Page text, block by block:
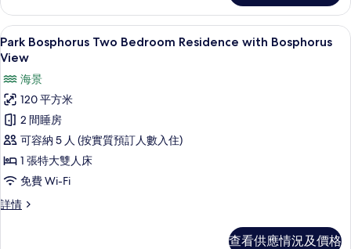
的
相
片
Residence
with
Bosphorus
View
情
載
入
所
有
Park
Bosphorus
Two
Bedroom
Residence
with
8
Park Bosphorus Two Bedroom Residence with Bosphorus
View
海景
120 平方米
2 間睡房
可容納 5 人 (按實質預訂人數入住)
1 張特大雙人床
免費 Wi-Fi
詳情
Park
查看供應情況及價格